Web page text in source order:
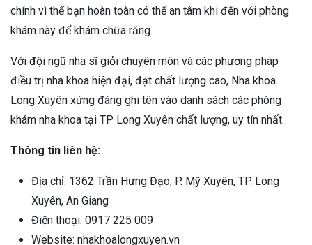
chính vì thế bạn hoàn toàn có thể an tâm khi đến với phòng
khám này để khám chữa răng.
Với đội ngũ nha sĩ giỏi chuyên môn và các phương pháp
điều trị nha khoa hiện đại, đạt chất lượng cao, Nha khoa
Long Xuyên xứng đáng ghi tên vào danh sách các phòng
khám nha khoa tại TP Long Xuyên chất lượng, uy tín nhất.
Thông tin liên hệ:
Địa chỉ: 1362 Trần Hưng Đạo, P. Mỹ Xuyên, TP. Long
Xuyên, An Giang
Điện thoại: 0917 225 009
Website: nhakhoalongxuyen.vn